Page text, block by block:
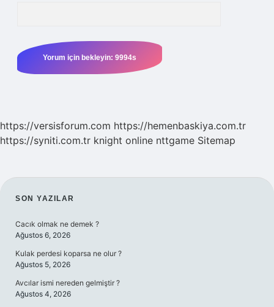
https://versisforum.com https://hemenbaskiya.com.tr
https://syniti.com.tr knight online nttgame Sitemap
SIDEBAR
SON YAZILAR
Cacık olmak ne demek ?
Ağustos 6, 2026
Kulak perdesi koparsa ne olur ?
Ağustos 5, 2026
Avcılar ismi nereden gelmiştir ?
Ağustos 4, 2026